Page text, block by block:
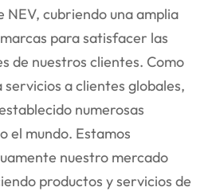
cubriendo una amplia
para satisfacer las
de nuestros clientes. Como
a clientes globales,
numerosas
el mundo. Estamos
nuestro mercado
productos y servicios de